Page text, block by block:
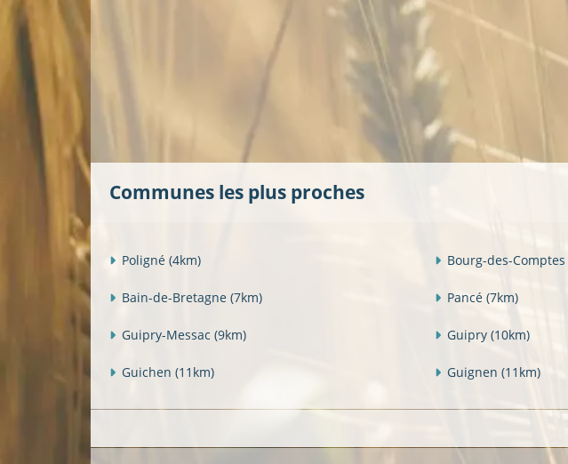
Communes les plus proches
Poligné (4km) Bourg-des-Comptes
Bain-de-Bretagne (7km) Pancé (7km)
Guipry-Messac (9km) Guipry (10km)
Guichen (11km) Guignen (11km)